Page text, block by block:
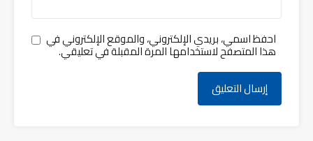
احفظ اسمي، بريدي الإلكتروني، والموقع الإلكتروني في
هذا المتصفح لاستخدامها المرة المقبلة في تعليقي.